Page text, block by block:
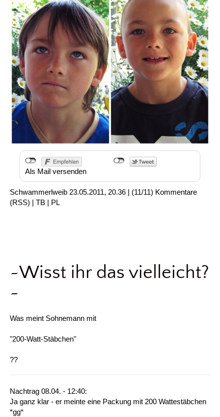
Als Mail versenden
Schwammerlweib 23.05.2011, 20.36 | (11/11) Kommentare
(RSS) | TB | PL
~Wisst ihr das vielleicht?
~
Was meint Sohnemann mit
"200-Watt-Stäbchen"
??
Nachtrag 08.04. - 12:40:
Ja ganz klar - er meinte eine Packung mit 200 Wattestäbchen
*gg*